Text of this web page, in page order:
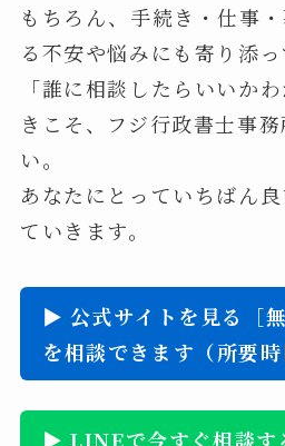
もちろん、手続き・仕事
る不安や悩みにも寄り添っ
「誰に相談したらいいか
きこそ、フジ行政書士事
い。
あなたにとっていちばん
ていきます。
▶ 公式サイトを見る［
を相談できます（所要時
▶ LINEで今すぐ相談す